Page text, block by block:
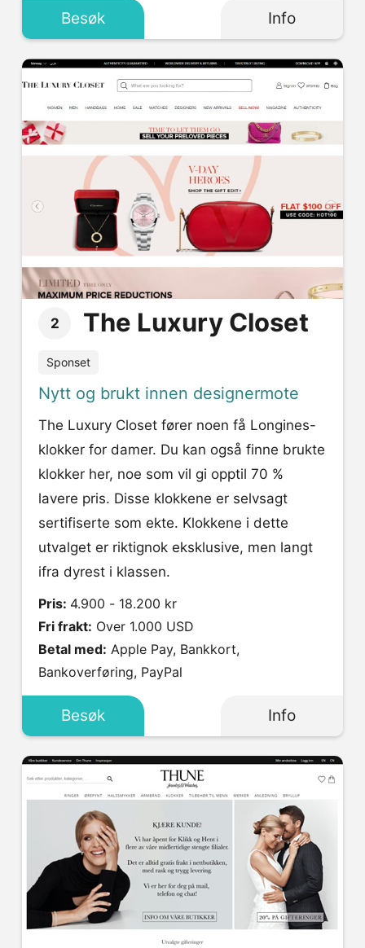
Besøk Info
2 The Luxury Closet
Sponset
Nytt og brukt innen designermote
The Luxury Closet fører noen få Longines-
klokker for damer. Du kan også finne brukte
klokker her, noe som vil gi opptil 70 %
lavere pris. Disse klokkene er selvsagt
sertifiserte som ekte. Klokkene i dette
utvalget er riktignok eksklusive, men langt
ifra dyrest i klassen.
Pris: 4.900 - 18.200 kr
Fri frakt: Over 1.000 USD
Betal med:
Bankoverføring, PayPal
Besøk Info